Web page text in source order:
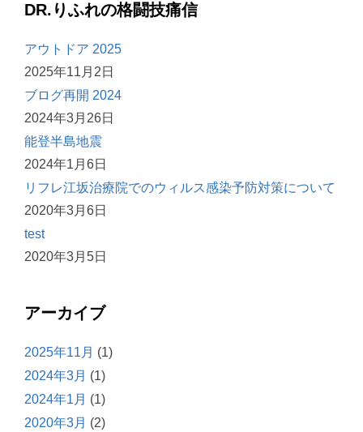
DR.りふれの格闘技痛信
アウトドア 2025
2025年11月2日
ブログ再開 2024
2024年3月26日
能登半島地震
2024年1月6日
リフレ江坂治療院でのウィルス感染予防対策について
2020年3月6日
test
2020年3月5日
アーカイブ
2025年11月 (1)
2024年3月 (1)
2024年1月 (1)
2020年3月 (2)